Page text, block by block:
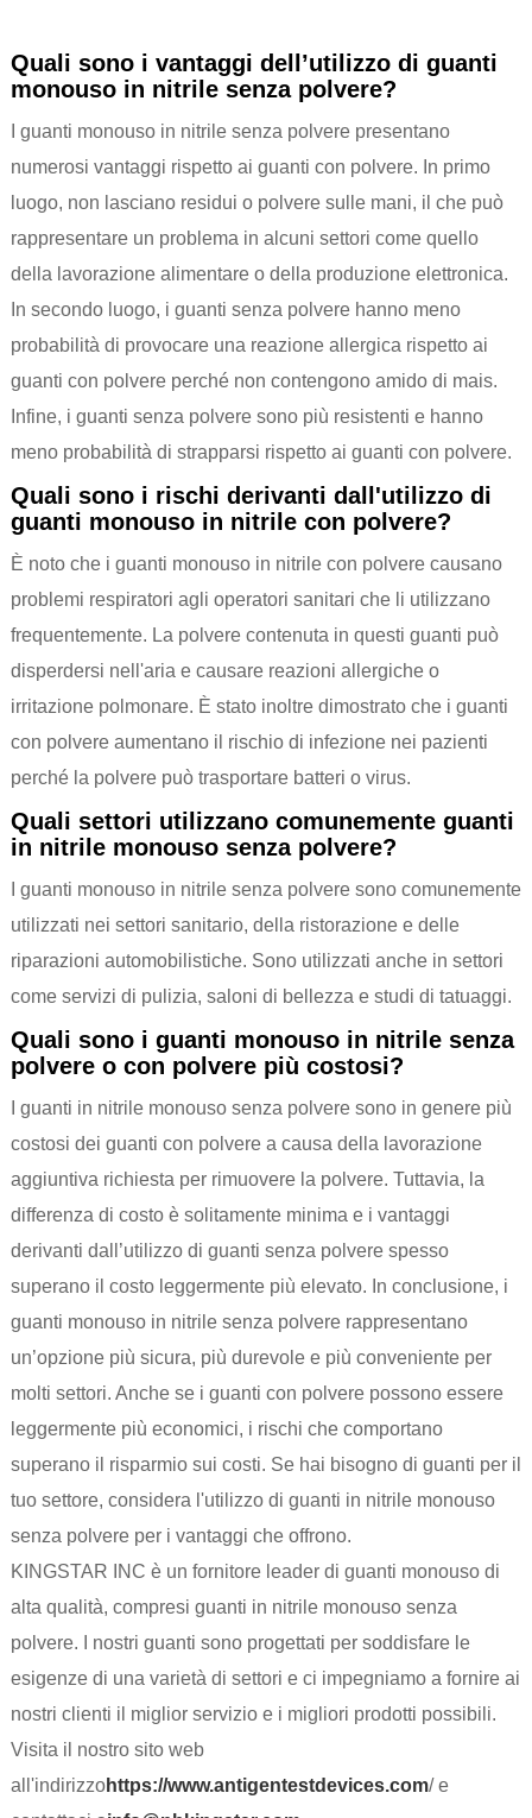
Quali sono i vantaggi dell’utilizzo di guanti
monouso in nitrile senza polvere?
I guanti monouso in nitrile senza polvere presentano
numerosi vantaggi rispetto ai guanti con polvere. In primo
luogo, non lasciano residui o polvere sulle mani, il che può
rappresentare un problema in alcuni settori come quello
della lavorazione alimentare o della produzione elettronica.
In secondo luogo, i guanti senza polvere hanno meno
probabilità di provocare una reazione allergica rispetto ai
guanti con polvere perché non contengono amido di mais.
Infine, i guanti senza polvere sono più resistenti e hanno
meno probabilità di strapparsi rispetto ai guanti con polvere.
Quali sono i rischi derivanti dall'utilizzo di
guanti monouso in nitrile con polvere?
È noto che i guanti monouso in nitrile con polvere causano
problemi respiratori agli operatori sanitari che li utilizzano
frequentemente. La polvere contenuta in questi guanti può
disperdersi nell'aria e causare reazioni allergiche o
irritazione polmonare. È stato inoltre dimostrato che i guanti
con polvere aumentano il rischio di infezione nei pazienti
perché la polvere può trasportare batteri o virus.
Quali settori utilizzano comunemente guanti
in nitrile monouso senza polvere?
I guanti monouso in nitrile senza polvere sono comunemente
utilizzati nei settori sanitario, della ristorazione e delle
riparazioni automobilistiche. Sono utilizzati anche in settori
come servizi di pulizia, saloni di bellezza e studi di tatuaggi.
Quali sono i guanti monouso in nitrile senza
polvere o con polvere più costosi?
I guanti in nitrile monouso senza polvere sono in genere più
costosi dei guanti con polvere a causa della lavorazione
aggiuntiva richiesta per rimuovere la polvere. Tuttavia, la
differenza di costo è solitamente minima e i vantaggi
derivanti dall’utilizzo di guanti senza polvere spesso
superano il costo leggermente più elevato. In conclusione, i
guanti monouso in nitrile senza polvere rappresentano
un’opzione più sicura, più durevole e più conveniente per
molti settori. Anche se i guanti con polvere possono essere
leggermente più economici, i rischi che comportano
superano il risparmio sui costi. Se hai bisogno di guanti per il
tuo settore, considera l'utilizzo di guanti in nitrile monouso
senza polvere per i vantaggi che offrono.
KINGSTAR INC è un fornitore leader di guanti monouso di
alta qualità, compresi guanti in nitrile monouso senza
polvere. I nostri guanti sono progettati per soddisfare le
esigenze di una varietà di settori e ci impegniamo a fornire ai
nostri clienti il ​​miglior servizio e i migliori prodotti possibili.
Visita il nostro sito web
all'indirizzohttps://www.antigentestdevices.com/ e